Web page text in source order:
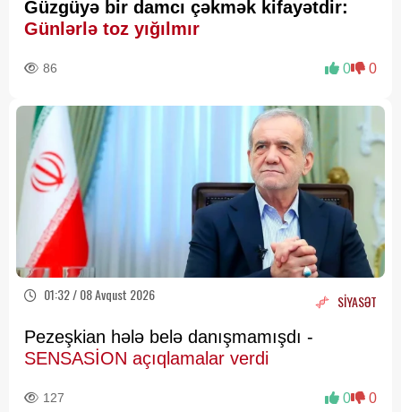
Güzgüyə bir damcı çəkmək kifayətdir:
Günlərlə toz yığılmır
86 0 0
01:32 / 08 Avqust 2026 SİYASƏT
Pezeşkian hələ belə danışmamışdı -
SENSASİON açıqlamalar verdi
127 0 0